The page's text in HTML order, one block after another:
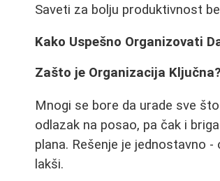
Saveti za bolju produktivnost
Kako Uspešno Organizovati
Zašto je Organizacija Ključna?
Mnogi se bore da urade sve
odlazak na posao, pa čak i
plana. Rešenje je jednostavno
lakši.